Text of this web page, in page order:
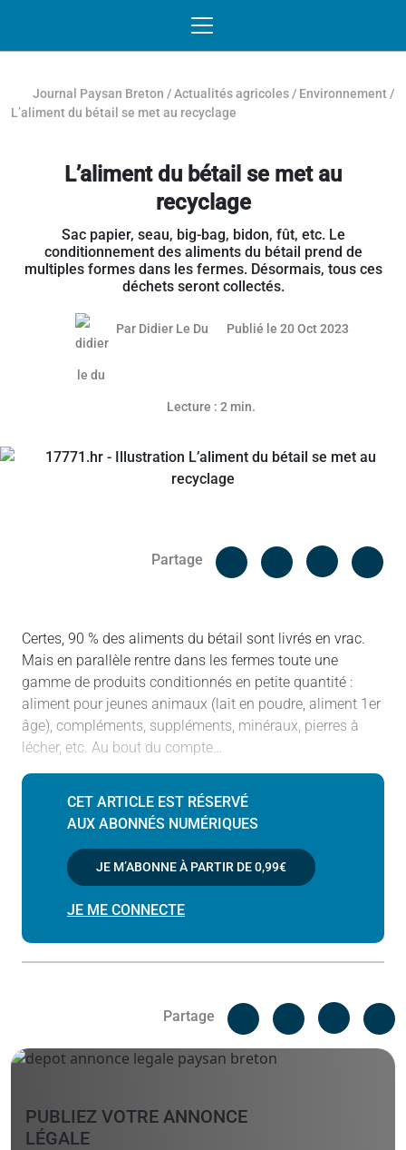
Journal Paysan Breton /Actualités agricoles / Environnement /
L’aliment du bétail se met au recyclage
L’aliment du bétail se met au
recyclage
Sac papier, seau, big-bag, bidon, fût, etc. Le
conditionnement des aliments du bétail prend de
multiples formes dans les fermes. Désormais, tous ces
déchets seront collectés.
Article réservé aux abonnés
Par Didier Le Du Publié le 20 Oct 2023
Lecture : 2 min.
Partage
Facebook
Certes, 90 % des aliments du bétail sont livrés en vrac.
Mais en parallèle rentre dans les fermes toute une
gamme de produits conditionnés en petite quantité :
aliment pour jeunes animaux (lait en poudre, aliment 1er
âge), compléments, suppléments, minéraux, pierres à
lécher, etc. Au bout du compte…
CET ARTICLE EST RÉSERVÉ
AUX ABONNÉS NUMÉRIQUES
JE M’ABONNE À PARTIR DE0,99€
JE ME CONNECTE
Partage
Facebook
Linked
PUBLIEZ VOTRE ANNONCE
LÉGALE